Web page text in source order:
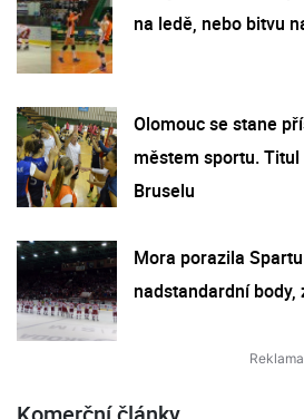
na ledě, nebo bitvu
Olomouc se stane
městem sportu.
Bruselu
Mora porazila
nadstandardní body,